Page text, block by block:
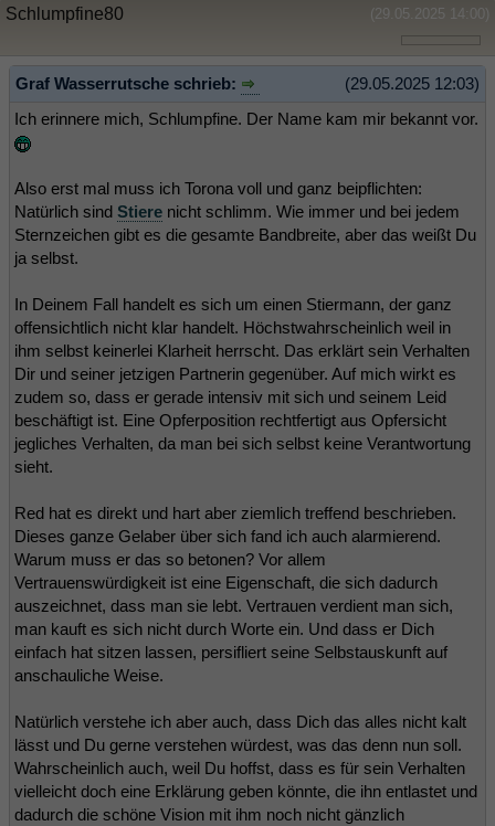
(29.05.2025 14:00)
Schlumpfine80
(29.05.2025 12:03)
Graf Wasserrutsche schrieb:
Ich erinnere mich, Schlumpfine. Der Name kam mir bekannt vor.
Also erst mal muss ich Torona voll und ganz beipflichten:
Natürlich sind Stiere nicht schlimm. Wie immer und bei jedem
Sternzeichen gibt es die gesamte Bandbreite, aber das weißt Du
ja selbst.
In Deinem Fall handelt es sich um einen Stiermann, der ganz
offensichtlich nicht klar handelt. Höchstwahrscheinlich weil in
ihm selbst keinerlei Klarheit herrscht. Das erklärt sein Verhalten
Dir und seiner jetzigen Partnerin gegenüber. Auf mich wirkt es
zudem so, dass er gerade intensiv mit sich und seinem Leid
beschäftigt ist. Eine Opferposition rechtfertigt aus Opfersicht
jegliches Verhalten, da man bei sich selbst keine Verantwortung
sieht.
Red hat es direkt und hart aber ziemlich treffend beschrieben.
Dieses ganze Gelaber über sich fand ich auch alarmierend.
Warum muss er das so betonen? Vor allem
Vertrauenswürdigkeit ist eine Eigenschaft, die sich dadurch
auszeichnet, dass man sie lebt. Vertrauen verdient man sich,
man kauft es sich nicht durch Worte ein. Und dass er Dich
einfach hat sitzen lassen, persifliert seine Selbstauskunft auf
anschauliche Weise.
Natürlich verstehe ich aber auch, dass Dich das alles nicht kalt
lässt und Du gerne verstehen würdest, was das denn nun soll.
Wahrscheinlich auch, weil Du hoffst, dass es für sein Verhalten
vielleicht doch eine Erklärung geben könnte, die ihn entlastet und
dadurch die schöne Vision mit ihm noch nicht gänzlich